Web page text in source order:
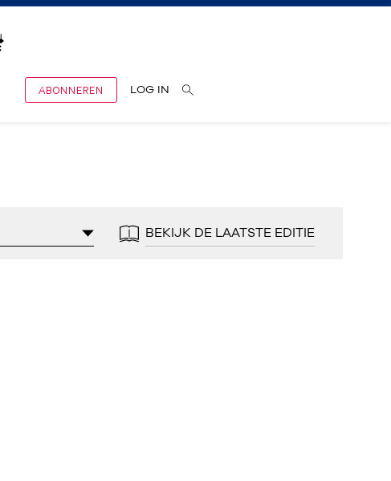
ABONNEREN LOG IN
BEKIJK DE LAATSTE EDITIE